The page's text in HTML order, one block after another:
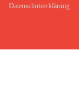
Datenschutzerklärung